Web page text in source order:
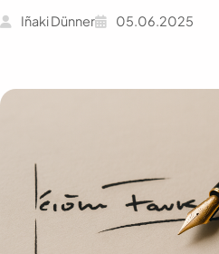
Iñaki Dünner
05.06.2025